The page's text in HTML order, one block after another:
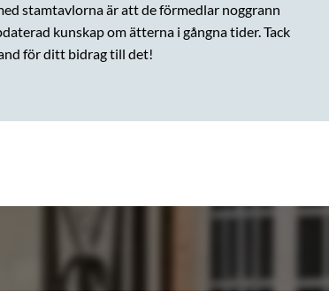
stamtavlorna är att de förmedlar noggrann
kunskap om ätterna i gångna tider. Tack
för ditt bidrag till det!